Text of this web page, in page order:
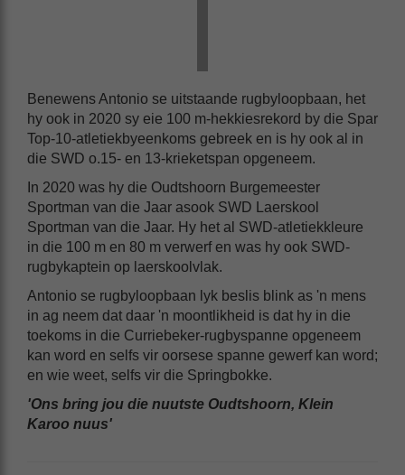
Benewens Antonio se uitstaande rugbyloopbaan, het
hy ook in 2020 sy eie 100 m-hekkiesrekord by die Spar
Top-10-atletiekbyeenkoms gebreek en is hy ook al in
die SWD o.15- en 13-krieketspan opgeneem.
In 2020 was hy die Oudtshoorn Burgemeester
Sportman van die Jaar asook SWD Laerskool
Sportman van die Jaar. Hy het al SWD-atletiekkleure
in die 100 m en 80 m verwerf en was hy ook SWD-
rugbykaptein op laerskoolvlak.
Antonio se rugbyloopbaan lyk beslis blink as 'n mens
in ag neem dat daar 'n moontlikheid is dat hy in die
toekoms in die Curriebeker-rugbyspanne opgeneem
kan word en selfs vir oorsese spanne gewerf kan word;
en wie weet, selfs vir die Springbokke.
'Ons bring jou die nuutste Oudtshoorn, Klein
Karoo nuus'